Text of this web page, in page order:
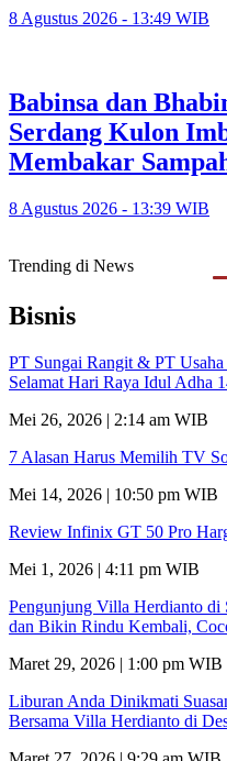
8 Agustus 2026 - 13:49 WIB
Babinsa dan
Serdang Kulon
Membakar
8 Agustus 2026 - 13:39 WIB
Trending di News
Bisnis
PT Sungai Rangit & PT
Selamat Hari Raya Idul Adha
Mei 26, 2026 | 2:14 am WIB
7 Alasan Harus Memilih TV
Mei 14, 2026 | 10:50 pm WIB
Review Infinix GT 50 Pro
Mei 1, 2026 | 4:11 pm WIB
Pengunjung Villa Herdianto di
dan Bikin Rindu Kembali,
Maret 29, 2026 | 1:00 pm WIB
Liburan Anda Dinikmati
Bersama Villa Herdianto di